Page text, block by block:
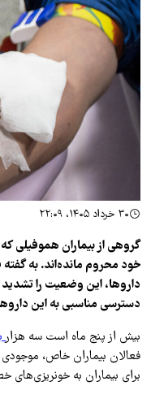
۳۰ خرداد ۱۴۰۵، ۲۲:۰۹
گروهی از بیماران هموفیلی
خود محروم مانده‌اند. به
داروها، این وضعیت را
دسترسی مناسبی به این داروها
بیش از پنج ماه است سه هزار
برای بیماران به